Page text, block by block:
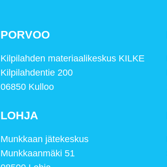
PORVOO
Kilpilahden materiaalikeskus KILKE
Kilpilahdentie 200
06850 Kulloo
LOHJA
Munkkaan jätekeskus
Munkkaanmäki 51